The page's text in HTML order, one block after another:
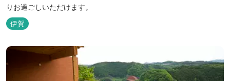
りお過ごしいただけます。
伊賀